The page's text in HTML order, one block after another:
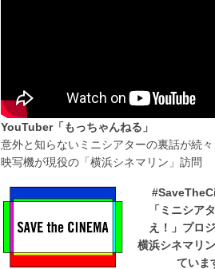
YouTuber「もっちゃんねる」
意外と知らないミニシアターの裏話が続
映写機が現役の「横浜シネマリン」訪問
「ミニシア
え！」プロ
横浜シネマリ
ていま